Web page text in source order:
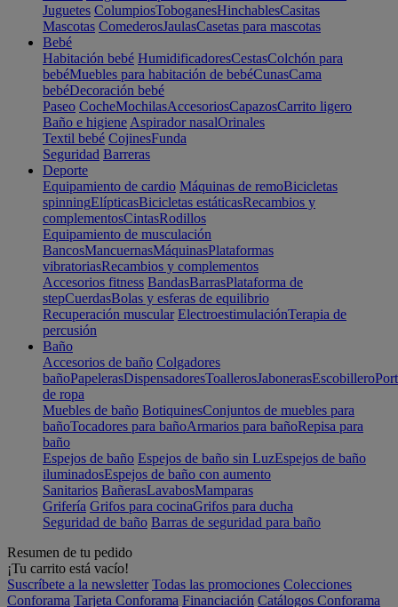
Juguetes ColumpiosToboganesHinchablesCasitas
Mascotas ComederosJaulasCasetas para mascotas
Bebé
Habitación bebé HumidificadoresCestasColchón para
bebéMuebles para habitación de bebéCunasCama
bebéDecoración bebé
Paseo CocheMochilasAccesoriosCapazosCarrito ligero
Baño e higiene Aspirador nasalOrinales
Textil bebé CojinesFunda
Seguridad Barreras
Deporte
Equipamiento de cardio Máquinas de remoBicicletas
spinningElípticasBicicletas estáticasRecambios y
complementosCintasRodillos
Equipamiento de musculación
BancosMancuernasMáquinasPlataformas
vibratoriasRecambios y complementos
Accesorios fitness BandasBarrasPlataforma de
stepCuerdasBolas y esferas de equilibrio
Recuperación muscular ElectroestimulaciónTerapia de
percusión
Baño
Accesorios de baño Colgadores
bañoPapelerasDispensadoresToallerosJabonerasEscobillero
de ropa
Muebles de baño BotiquinesConjuntos de muebles para
bañoTocadores para bañoArmarios para bañoRepisa para
baño
Espejos de baño Espejos de baño sin LuzEspejos de baño
iluminadosEspejos de baño con aumento
Sanitarios BañerasLavabosMamparas
Grifería Grifos para cocinaGrifos para ducha
Seguridad de baño Barras de seguridad para baño
Resumen de tu pedido
¡Tu carrito está vacío!
Suscríbete a la newsletter Todas las promociones Colecciones
Conforama Tarjeta Conforama Financiación Catálogos Conforama